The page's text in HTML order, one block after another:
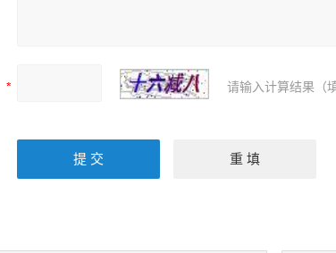
请输入计算结果（